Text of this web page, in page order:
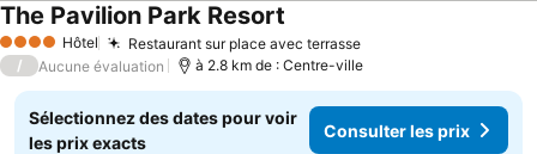
4 Étoiles Hôtel Restaurant sur place avec terrasse
The Pavilion Park Resort
/ Aucune évaluation à 2.8 km de : Centre-ville
Sélectionnez des dates pour voir
les prix exacts
Consulter les prix